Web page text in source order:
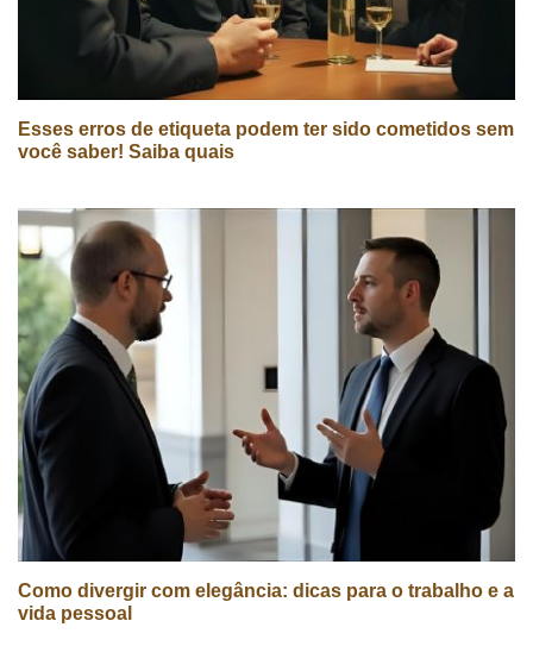
Esses erros de etiqueta podem ter sido cometidos sem
você saber! Saiba quais
Como divergir com elegância: dicas para o trabalho e a
vida pessoal